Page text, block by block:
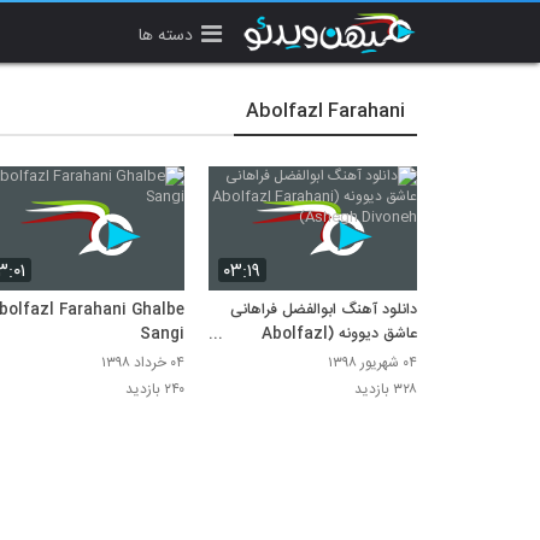
دسته ها
Abolfazl Farahani
۰۳:۱۹
دانلود آهنگ ابوالفضل فراهانی
عاشق دیوونه (Abolfazl
Farahani Ashegh Divoneh)
۰۴ شهریور ۱۳۹۸
۳۲۸ بازدید
Farahani Ghalbe
Sangi
۰۴ خرداد ۱۳۹۸
۲۴۰ بازدید